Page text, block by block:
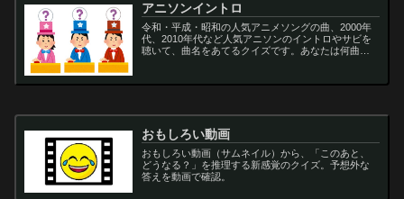
アニソンイントロ
令和・平成・昭和の人気アニメソングの曲、2000年
代、2010年代など人気アニソンのイントロやサビを
聴いて、曲名をあてるクイズです。あなたは何曲わ
おもしろい動画
おもしろい動画（サムネイル）から、「このあと、
どうなる？」を推理する新感覚のクイズ。予想外な
答えを動画で確認。